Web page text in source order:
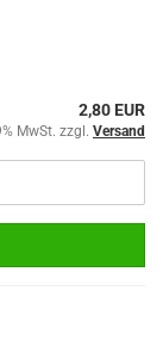
2,80 EUR
MwSt. zzgl. Versand